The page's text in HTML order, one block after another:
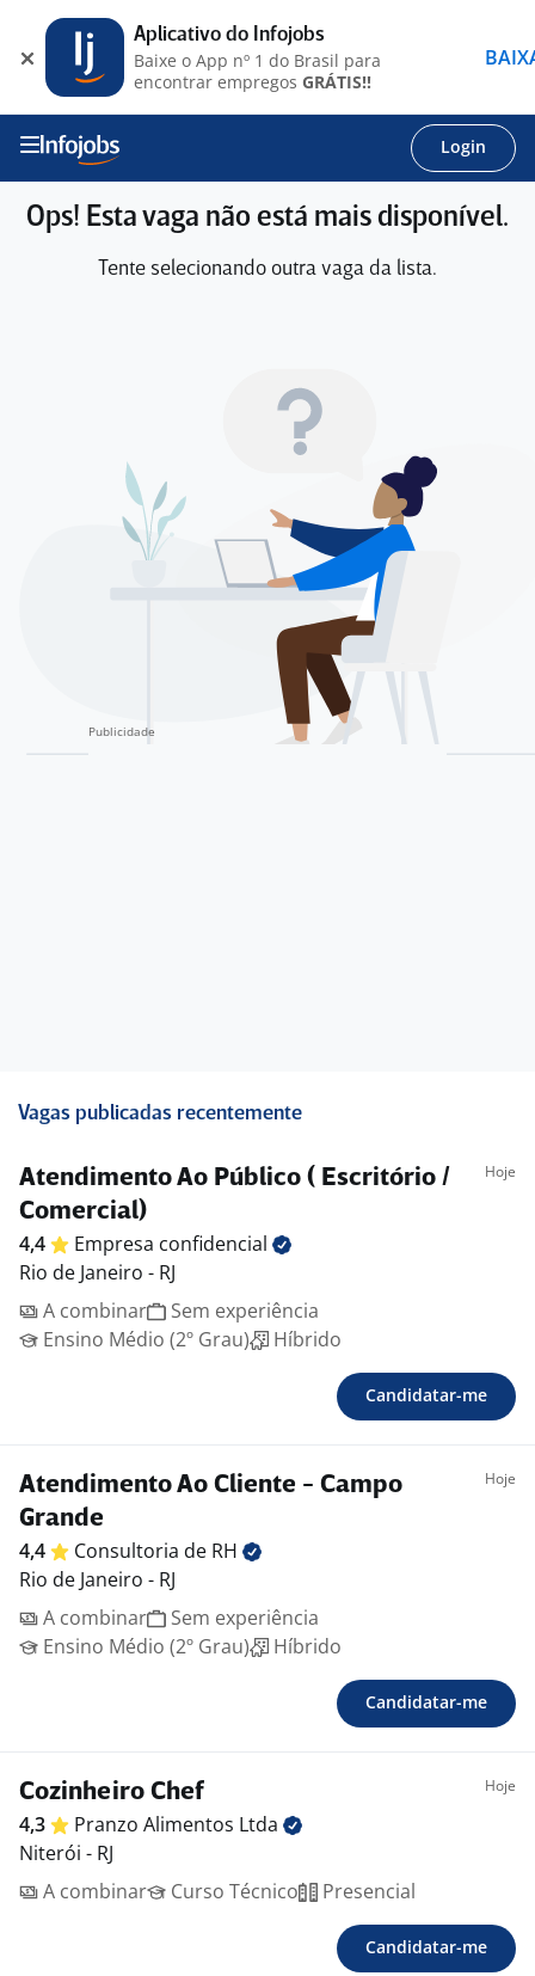
Login
Ops! Esta vaga não está mais disponível.
Tente selecionando outra vaga da lista.
Vagas publicadas recentemente
Atendimento Ao Público ( Escritório /
Comercial)
Hoje
4,4 Empresa confidencial
Rio de Janeiro - RJ
A combinar
Sem experiência
Ensino Médio (2º Grau)
Híbrido
Candidatar-me
Atendimento Ao Cliente - Campo
Grande
Hoje
4,4 Consultoria de RH
Rio de Janeiro - RJ
A combinar
Sem experiência
Ensino Médio (2º Grau)
Híbrido
Candidatar-me
Cozinheiro Chef Hoje
4,3 Pranzo Alimentos Ltda
Niterói - RJ
A combinar
Curso Técnico Presencial
Candidatar-me
Aplicativo do Infojobs
Baixe o App nº 1 do Brasil para
encontrar empregos GRÁTIS!!